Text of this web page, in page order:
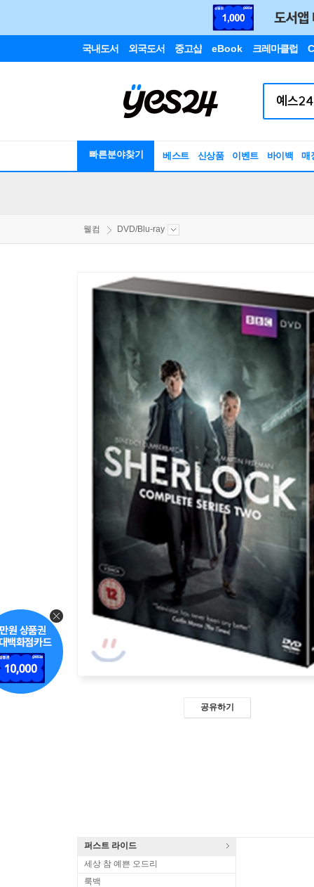
국내도서 외국도서 중고샵 eBook 크레마클럽
빠른분야찾기 베스트 신상품 이벤트 바이백 매
웰컴 DVD/Blu-ray
공유하기
퍼스트 라이드
세상 참 예쁜 오드리
룩백